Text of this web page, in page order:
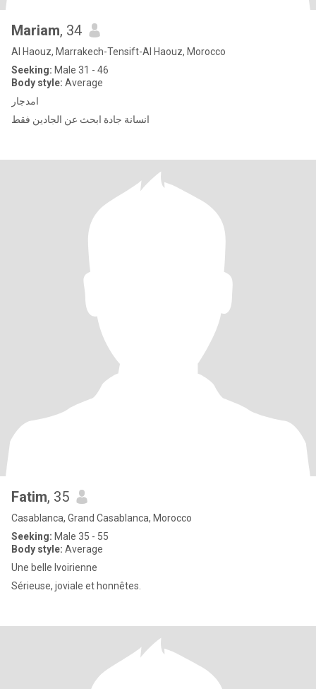
Mariam, 34
Al Haouz, Marrakech-Tensift-Al Haouz, Morocco
Seeking: Male 31 - 46
Body style: Average
امدجار
انسانة جادة ابحث عن الجادين فقط
Fatim, 35
Casablanca, Grand Casablanca, Morocco
Seeking: Male 35 - 55
Body style: Average
Une belle lvoirienne
Sérieuse, joviale et honnêtes.